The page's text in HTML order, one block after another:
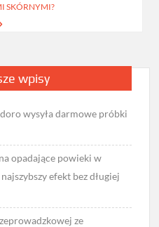
SKÓRNYMI?
wpisy
wysyła darmowe próbki
opadające powieki w
efekt bez długiej
ze